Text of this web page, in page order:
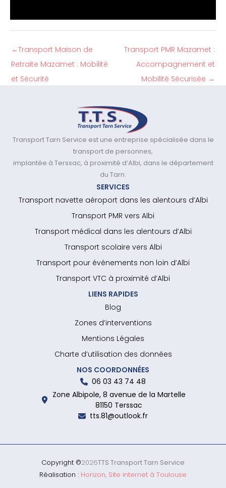
←Transport Maison de
Retraite Mazamet : Mobilité
et Sécurité
Transport PMR Mazamet :
Accompagnement et
Mobilité Sécurisée →
Transport Tarn Service est une entreprise spécialisée dans le
transport de personnes,
implantée à Terssac, à proximité d’Albi, dans le département
du Tarn.
SERVICES
Transport navette aéroport dans les alentours d’Albi
Transport PMR vers Albi
Transport médical dans les alentours d’Albi
Transport scolaire vers Albi
Transport pour événements non loin d’Albi
Transport VTC à proximité d’Albi
LIENS RAPIDES
Blog
Zones d’interventions
Mentions Légales
Charte d’utilisation des données
NOS COORDONNÉES
06 03 43 74 48
Zone Albipole, 8 avenue de la Martelle
81150 Terssac
tts.81@outlook.fr
Copyright ©2026TTS Transport Tarn Service
Réalisation : Horizon, Site internet à Toulouse